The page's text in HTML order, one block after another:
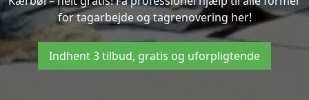
for tagarbejde og tagrenovering her!
Indhent 3 tilbud, gratis og uforpligtende